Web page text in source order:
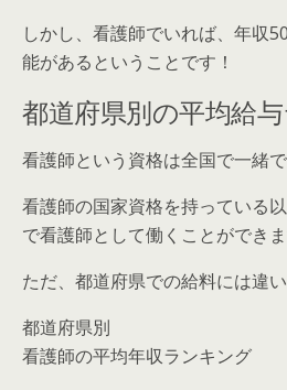
しかし、 看護師でいれば、年収
能があるということです！
都道府県別の平均給
看護師という資格は全国で一緒で
看護師の国家資格を持っている
で看護師として働くことができま
ただ、都道府県での給料には違
都道府県別
看護師の平均年収ランキング